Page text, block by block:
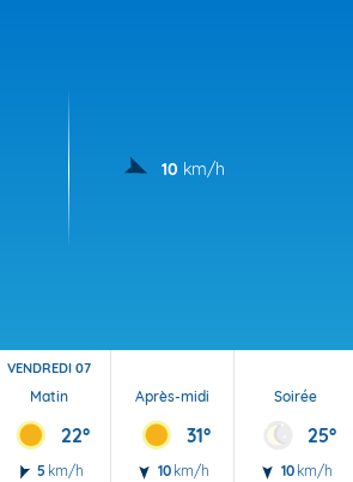
10 km/h
VENDREDI 07
Matin
22°
5 km/h
Après-midi
31°
10 km/h
Soirée
25°
10 km/h